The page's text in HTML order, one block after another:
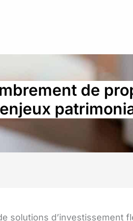
de
enjeux
solutions d’investissement